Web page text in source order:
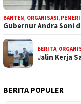
BANTEN, ORGANISASI,
Gubernur Andra Soni
BERITA,
Jalin Kerja
BERITA POPULER